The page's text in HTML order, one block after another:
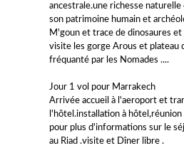
ancestrale.une richesse
son patrimoine humain et
M'goun et trace de dinosaures
visite les gorge Arous et plateau
fréquanté par les Nomades ....
Jour 1 vol pour Marrakech
Arrivée accueil à l'aeroport et
l'hôtel.installation à
pour plus d'informations sur le
au Riad .visite et Dîner libre .